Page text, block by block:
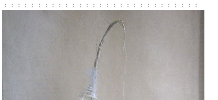
：：：：：：：：：：：：：：：：：：：：：：：：：：：：：